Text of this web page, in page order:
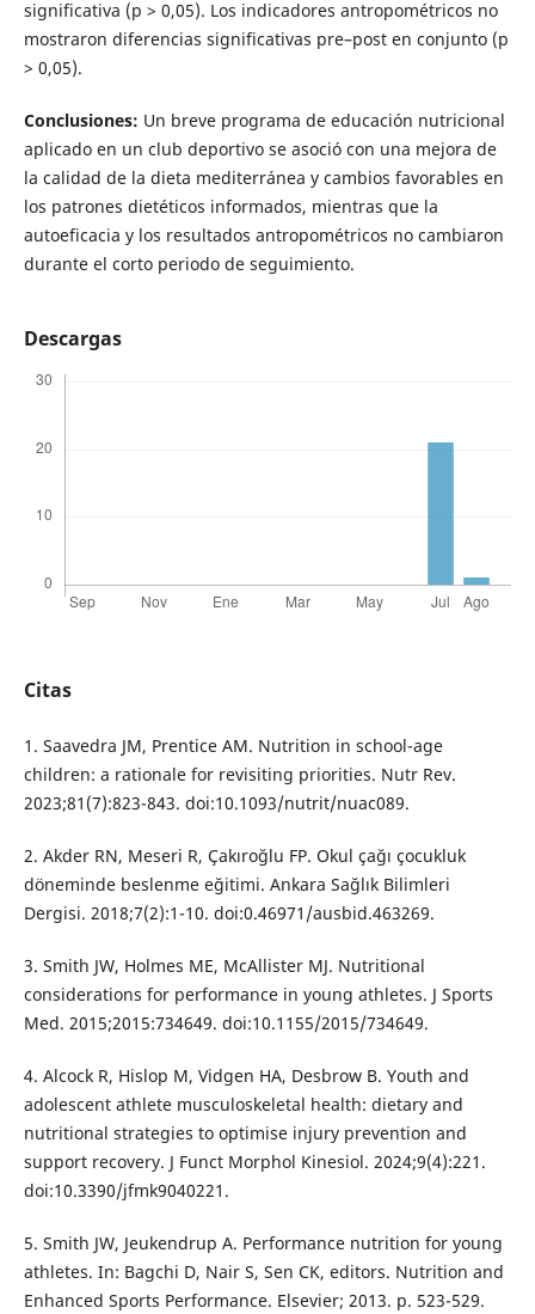
significativa (p > 0,05). Los indicadores antropométricos no
mostraron diferencias significativas pre–post en conjunto (p
> 0,05).
Conclusiones: Un breve programa de educación nutricional
aplicado en un club deportivo se asoció con una mejora de
la calidad de la dieta mediterránea y cambios favorables en
los patrones dietéticos informados, mientras que la
autoeficacia y los resultados antropométricos no cambiaron
durante el corto periodo de seguimiento.
Descargas
Citas
1. Saavedra JM, Prentice AM. Nutrition in school-age
children: a rationale for revisiting priorities. Nutr Rev.
2023;81(7):823-843. doi:10.1093/nutrit/nuac089.
2. Akder RN, Meseri R, Çakıroğlu FP. Okul çağı çocukluk
döneminde beslenme eğitimi. Ankara Sağlık Bilimleri
Dergisi. 2018;7(2):1-10. doi:0.46971/ausbid.463269.
3. Smith JW, Holmes ME, McAllister MJ. Nutritional
considerations for performance in young athletes. J Sports
Med. 2015;2015:734649. doi:10.1155/2015/734649.
4. Alcock R, Hislop M, Vidgen HA, Desbrow B. Youth and
adolescent athlete musculoskeletal health: dietary and
nutritional strategies to optimise injury prevention and
support recovery. J Funct Morphol Kinesiol. 2024;9(4):221.
doi:10.3390/jfmk9040221.
5. Smith JW, Jeukendrup A. Performance nutrition for young
athletes. In: Bagchi D, Nair S, Sen CK, editors. Nutrition and
Enhanced Sports Performance. Elsevier; 2013. p. 523-529.